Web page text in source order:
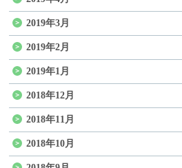
2019年3月
2019年2月
2019年1月
2018年12月
2018年11月
2018年10月